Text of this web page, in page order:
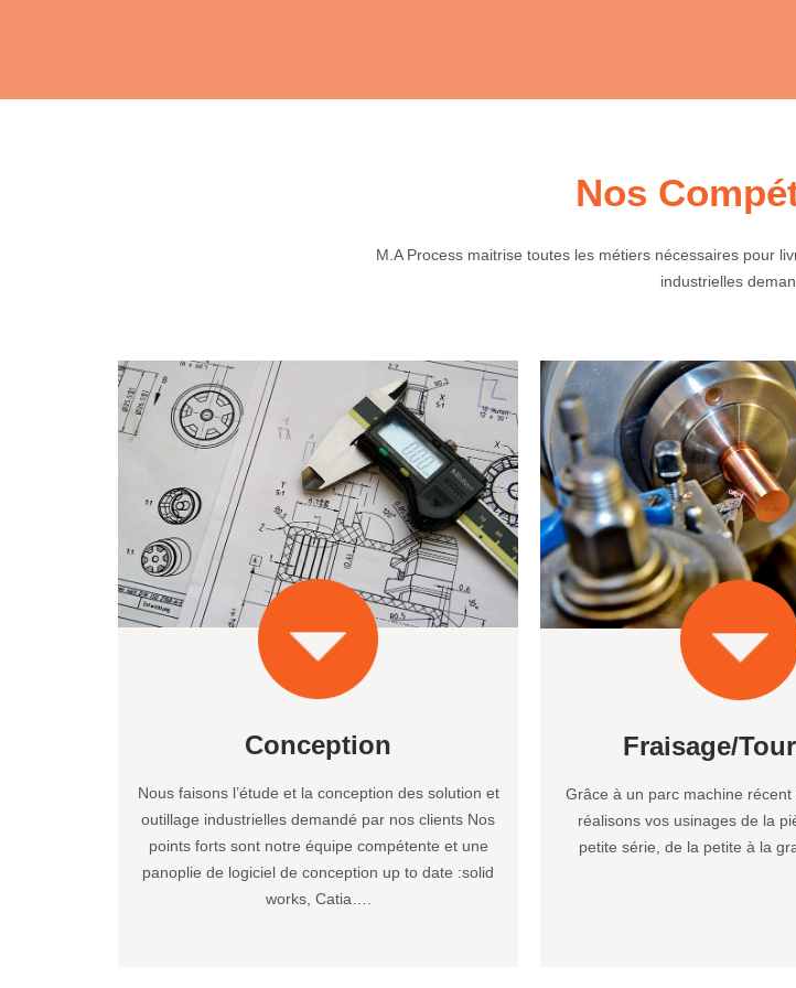
Nos
M.A Process maitrise toutes les métiers nécessaires pour
industrielles
Conception
Nous faisons l’étude et la conception des solution et
outillage industrielles demandé par nos clients Nos
points forts sont notre équipe compétente et une
panoplie de logiciel de conception up to date :solid
works, Catia….
Fraisage/
Grâce à un parc machine
réalisons vos usinages de la
petite série, de la petite à la